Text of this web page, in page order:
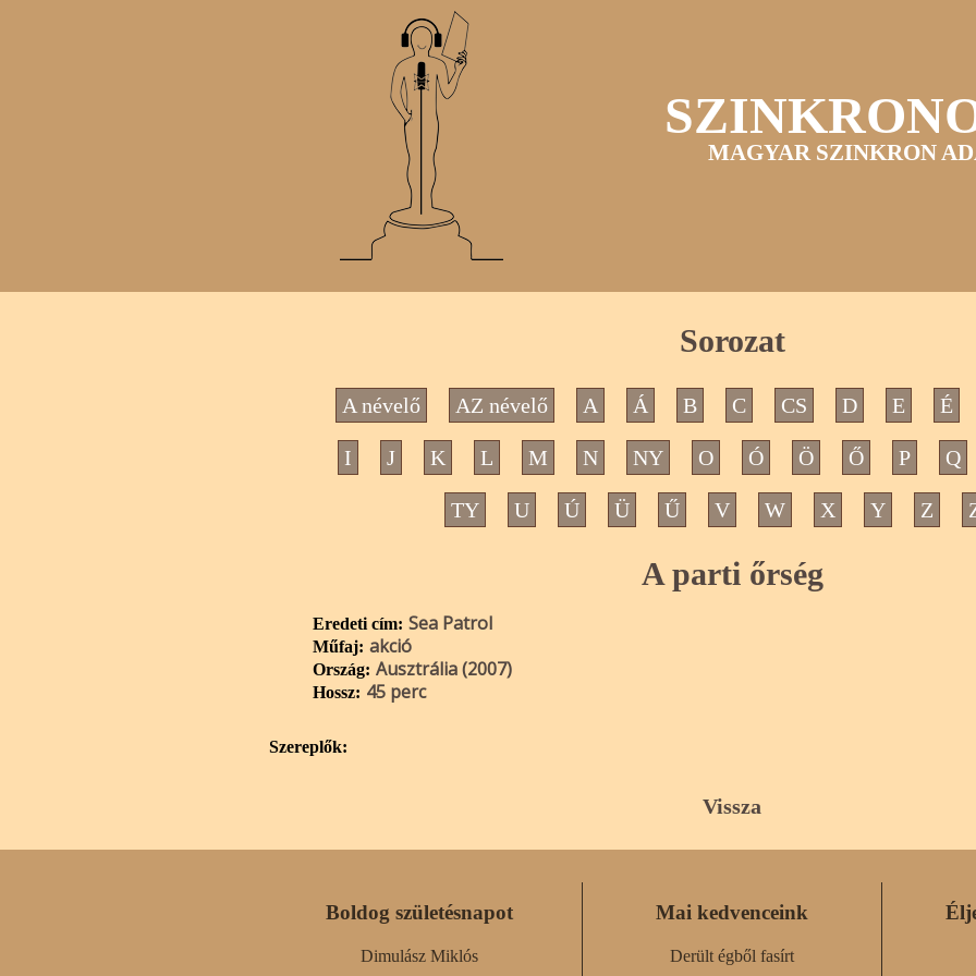
MAGYAR SZINKRON
Sorozat
A névelő AZ névelő A Á B C CS D E É
I J K L M N NY O Ó Ö Ő P Q
TY U Ú Ü Ű V W X Y Z
A parti őrség
Eredeti cím: Sea Patrol
Műfaj: akció
Ország: Ausztrália (2007)
Hossz: 45 perc
Szereplők:
Vissza
Boldog születésnapot
Dimulász Miklós
Mai kedvenceink
Derült égből fasírt